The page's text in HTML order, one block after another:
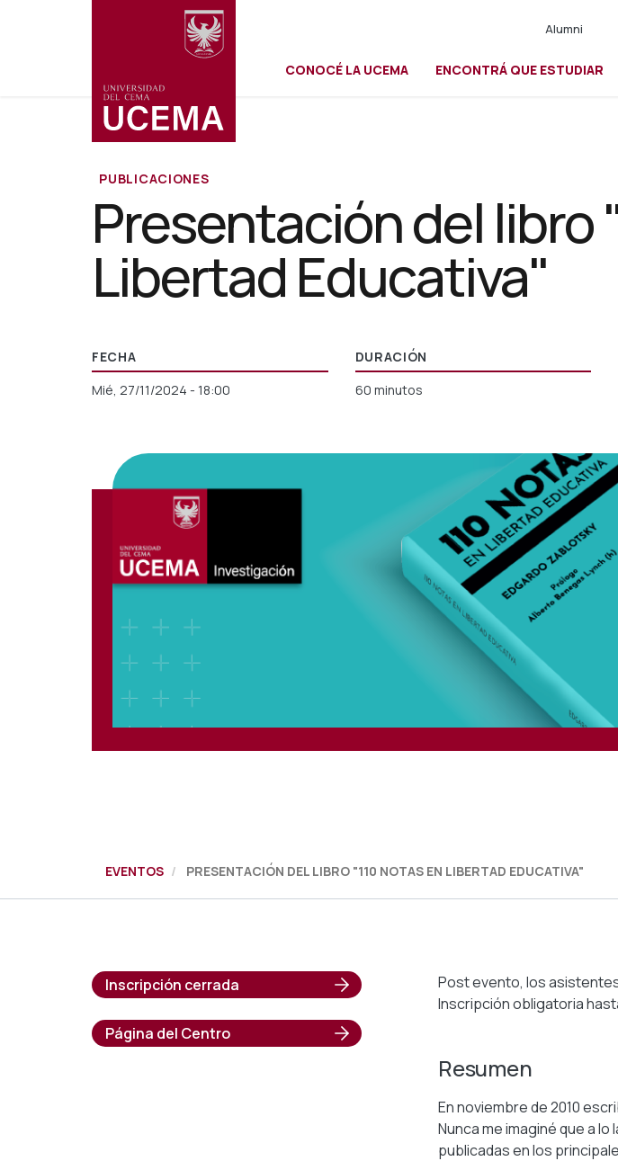
Menú
secundario
Alumni
CONOCÉ LA UCEMA ENCONTRÁ QUE ESTUDIAR
PUBLICACIONES
Presentación del libro
Libertad Educativa"
FECHA
Mié, 27/11/2024 - 18:00
DURACIÓN
60 minutos
EVENTOS PRESENTACIÓN DEL LIBRO "110 NOTAS EN LIBERTAD EDUCATIVA"
Inscripción cerrada
Página del Centro
Post evento, los
Inscripción obligatoria
Resumen
En noviembre de 2010
Nunca me imaginé que a
publicadas en los